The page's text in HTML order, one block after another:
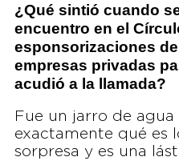
¿Qué sintió cuando
encuentro en el
esponsorizaciones
empresas privadas
acudió a la llamada?
Fue un jarro de
exactamente qué es
sorpresa y es una